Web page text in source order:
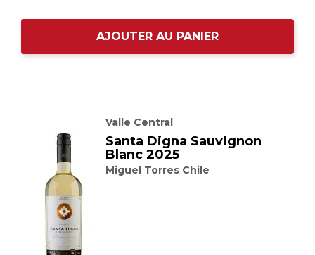
AJOUTER AU PANIER
Valle Central
Santa Digna Sauvignon
Blanc 2025
Miguel Torres Chile